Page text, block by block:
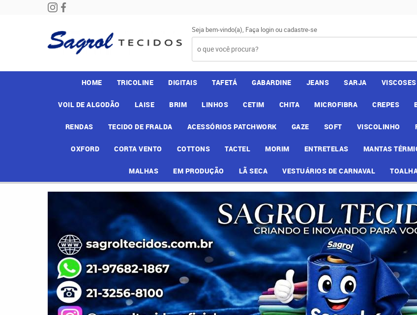
Seja bem-vindo(a), Faça loginoucadastre-se
HOME TRICOLINE DIGITAIS TAFETÁ GABARDINE JEANS SARJA VISCOSES
VOIL DE ALGODÃO LAISE BRIM LINHOS CETIM CHITA MICROFIBRA CREPES
RENDAS TECIDO DE FRALDA ACESSÓRIOS PATCHWORK GAZE SOFT VISCOLINHO
OXFORD CORTA VENTO COTTONS TACTEL MORIM ENTRETELAS MANTAS
MALHAS EM PRODUÇÃO LÃ SECA VESTUÁRIOS DE CARNAVAL